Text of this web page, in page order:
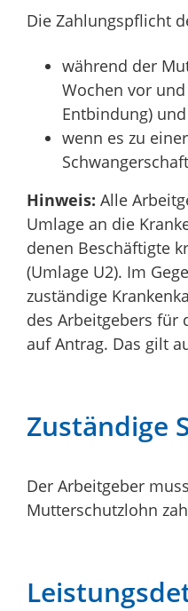
Die Zahlungspflicht
während der
Wochen vor
Entbindung) und
wenn es zu
Hinweis: Alle
Umlage an die
denen Beschäftigte
(Umlage U2). Im
zuständige
des Arbeitgebers für
auf Antrag. Das gilt
Zuständige
Der Arbeitgeber
Mutterschutzlohn